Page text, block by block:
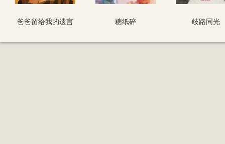
爸爸留给我的遗言 糖纸碎 歧路同光